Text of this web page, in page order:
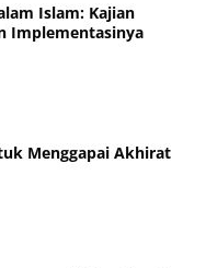
Islam: Kajian
Implementasinya
Menggapai Akhirat